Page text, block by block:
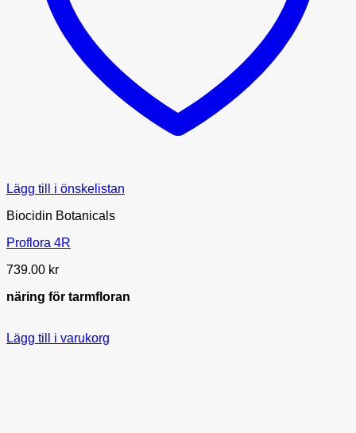
Lägg till i önskelistan
Biocidin Botanicals
Proflora 4R
739.00 kr
näring för tarmfloran
Lägg till i varukorg